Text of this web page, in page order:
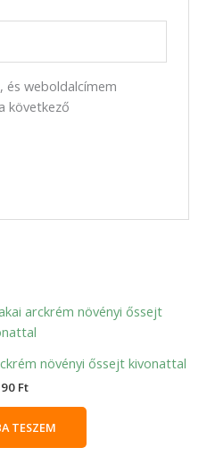
és weboldalcímem
következő
növényi őssejt kivonattal
Ft
TESZEM